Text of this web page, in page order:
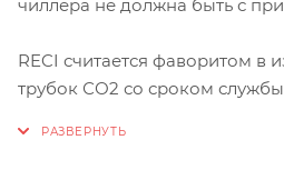
чиллера не должна быть с
RECI считается фаворитом в
трубок СО2 со сроком